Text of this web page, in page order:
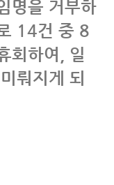
명을 거부하
14건 중 8
회하여, 일
뤄지게 되